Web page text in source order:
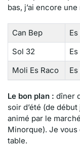
bas, j’ai encore
Can Bep
Sol 32
Moli Es Raco
Le bon plan : dîner
soir d’été (de
animé par le
Minorque). Je
table.